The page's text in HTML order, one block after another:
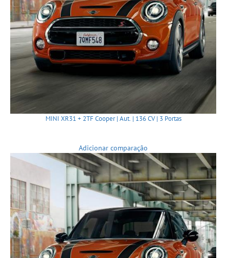
MINI XR31 + 2TF Cooper | Aut. | 136 CV | 3 Portas
Adicionar comparação